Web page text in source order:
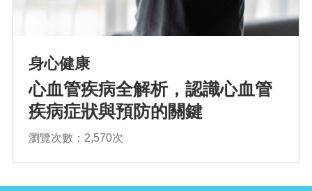
身心健康
心血管疾病全解析，認識心血管
疾病症狀與預防的關鍵
瀏覽次數：2,570次
依上架時間新至舊
依瀏覽人數多至少
確認排序